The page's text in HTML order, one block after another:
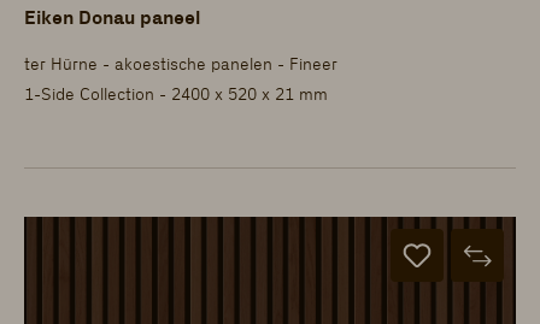
Eiken Donau paneel
ter Hürne - akoestische panelen - Fineer
1-Side Collection - 2400 x 520 x 21 mm